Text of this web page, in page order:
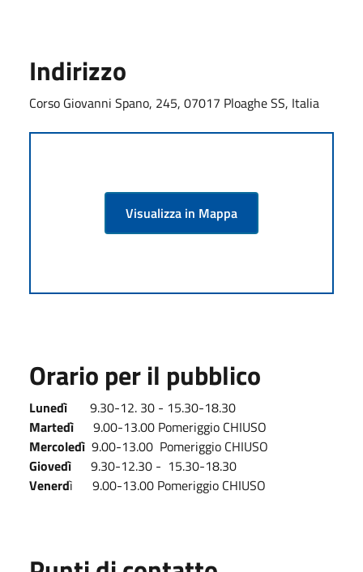
Indirizzo
Corso Giovanni Spano, 245, 07017 Ploaghe SS, Italia
Visualizza in Mappa
Orario per il pubblico
Lunedì 9.30-12. 30 - 15.30-18.30
Martedì
9.00-13.00 Pomeriggio CHIUSO
Mercoledì 9.00-13.00 Pomeriggio CHIUSO
Giovedì 9.30-12.30 - 15.30-18.30
Venerdì 9.00-13.00 Pomeriggio CHIUSO